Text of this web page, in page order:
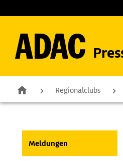
Regionalclubs
Meldungen